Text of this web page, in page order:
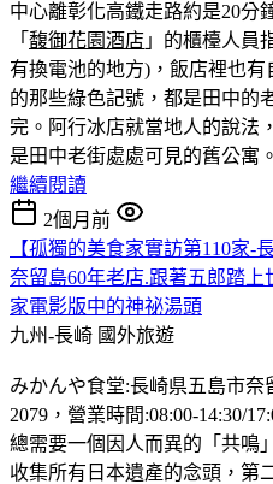
中心離彰化高鐵走路約是20分
「 馥御花園酒店 」的櫃檯人員
有換電池的地方)，飯店裡也
的那些綠色記號，都是田中的
完。 阿行冰店就當地人的說法
是田中老街處處可見的舊公寓。
繼續閱讀
2個月前
【孤獨的美食家實訪第110家-
奈留島60年老店.跟著五郎踏
家電影版中的神祕湯頭
九州-長崎 國外旅遊
みかんや食堂:長崎県五島市奈
2079，營業時間:08:00-14:30/
總需要一個因人而異的「共鳴
收集所有日本遺產的念頭，第